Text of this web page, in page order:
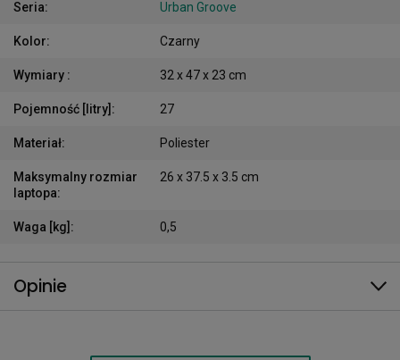
Seria: Urban Groove
Kolor: Czarny
Wymiary : 32 x 47 x 23 cm
Pojemność [litry] : 27
Materiał: Poliester
Maksymalny rozmiar
laptopa:
26 x 37.5 x 3.5 cm
Waga [kg] : 0,5
Opinie